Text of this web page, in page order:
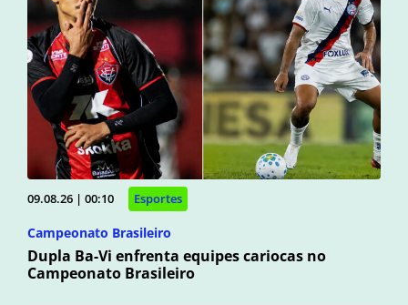
09.08.26 | 00:10 Esportes
Campeonato Brasileiro
Dupla Ba-Vi enfrenta equipes cariocas no
Campeonato Brasileiro